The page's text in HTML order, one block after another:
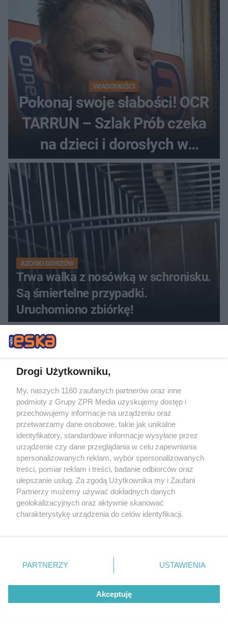
WIADOMOŚCI
Pokonaj swoje słabości! OCR
TARRUN – Szlak Prób czeka
na dzieci i dorosłych w
Dolinie Dunajca
AZORKI GORZÓW
Trwa walka z nosówką w schronisku.
Są śmiertelne przypadki.
Uruchomiono zbiórkę!
PODCAST ESKI IŁAWA
Mudslinger zagra na jednej scenie z
Pidżama Porno
Żelechów: Pożar przy stacji paliw.
Drogi Użytkowniku,
My, naszych 1160 zaufanych partnerów oraz inne
podmioty z Grupy ZPR Media uzyskujemy dostęp i
przechowujemy informacje na urządzeniu oraz
przetwarzamy dane osobowe, takie jak unikalne
identyfikatory, standardowe informacje wysyłane przez
urządzenie czy dane przeglądania w celu zapewniania
spersonalizowanych reklam, wybór spersonalizowanych
treści, pomiar reklam i treści, badanie odbiorców oraz
ulepszanie usług. Za zgodą Użytkownika my i Zaufani
Partnerzy możemy używać dokładnych danych
geolokalizacyjnych oraz aktywnie skanować
charakterystykę urządzenia do celów identyfikacji.
zmienić/wycofać klikając przycisk ustawień prywatności
znajdujący się w lewym dolnym rogu strony
rodzaje przetwarzania danych nie wymagają zgody
użytkownika, ale masz prawo sprzeciwić się takiemu
przetwarzaniu. Preferencje będą miały zastosowanie tylko
PARTNERZY USTAWIENIA
Akceptuję